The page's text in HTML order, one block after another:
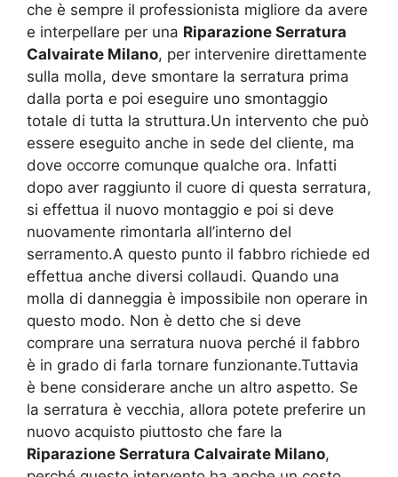
che è sempre il professionista migliore da avere
e interpellare per una Riparazione Serratura
Calvairate Milano, per intervenire direttamente
sulla molla, deve smontare la serratura prima
dalla porta e poi eseguire uno smontaggio
totale di tutta la struttura.Un intervento che può
essere eseguito anche in sede del cliente, ma
dove occorre comunque qualche ora. Infatti
dopo aver raggiunto il cuore di questa serratura,
si effettua il nuovo montaggio e poi si deve
nuovamente rimontarla all’interno del
serramento.A questo punto il fabbro richiede ed
effettua anche diversi collaudi. Quando una
molla di danneggia è impossibile non operare in
questo modo. Non è detto che si deve
comprare una serratura nuova perché il fabbro
è in grado di farla tornare funzionante.Tuttavia
è bene considerare anche un altro aspetto. Se
la serratura è vecchia, allora potete preferire un
nuovo acquisto piuttosto che fare la
Riparazione Serratura Calvairate Milano,